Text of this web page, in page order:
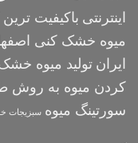
اینترنتی باکیفیت
میوه خشک کنی
ایران تولید میوه
کردن میوه به روش
سورتینگ میوه سبزیجات